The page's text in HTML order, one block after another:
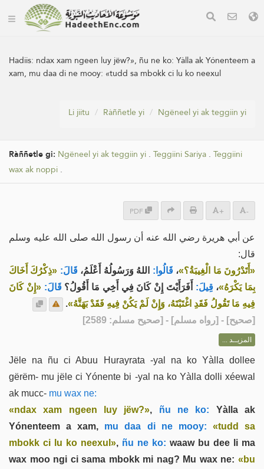
Hadiis: ndax xam ngeen luy jëw?», ñu ne ko: Yàlla ak Yónenteem a
xam, mu daa di ne mooy: «tudd sa mbokk ci lu ko neexul
Li jiitu Ràññetle yi Ngëneel yi ak teggiin yi
Ràññetle gi: Ngëneel yi ak teggiin yi . Teggiini Sariya . Teggiini
wax ak noppi .
PDF + -
عن أبي هريرة رضي الله عنه أن رسول الله صلى الله عليه وسلم
قال:
«أَتَدْرُونَ مَا الْغِيبَةُ؟»، قَالُوا: اللهُ وَرَسُولُهُ أَعْلَمُ، قَالَ: «ذِكْرُكَ أَخَاكَ
بِمَا يَكْرَهُ»، قِيلَ: أَفَرَأَيْتَ إِنْ كَانَ فِي أَخِي مَا أَقُولُ؟ قَالَ: «إِنْ كَانَ
فِيهِ مَا تَقُولُ فَقَدِ اغْتَبْتَهُ، وَإِنْ لَمْ يَكُنْ فِيهِ فَقَدْ بَهَتَّهُ».
[صحيح] - [رواه مسلم] - [صحيح مسلم: 2589]
المزيــد ...
Jële na ñu ci Abuu Hurayrata -yal na ko Yàlla dollee
gërëm- mu jële ci Yónente bi -yal na ko Yàlla dolli xéewal
ak mucc- mu wax ne:
«ndax xam ngeen luy jëw?», ñu ne ko: Yàlla ak
Yónenteem a xam, mu daa di ne mooy:
«tudd sa
mbokk ci lu ko neexul», ñu ne ko: waaw bu dee li ma
wax moo ngi ci sama mbokk mi nag? Mu wax ne: «bu